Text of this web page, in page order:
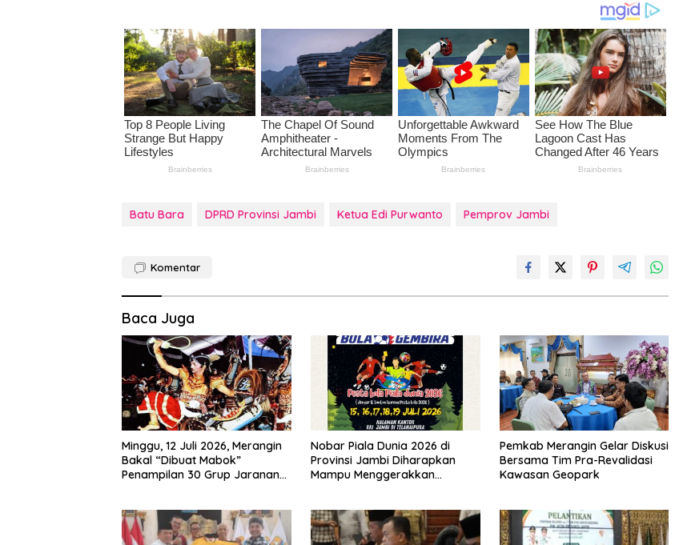
Batu Bara DPRD Provinsi Jambi Ketua Edi Purwanto Pemprov Jambi
Komentar
Baca Juga
Minggu, 12 Juli 2026, Merangin
Bakal “Dibuat Mabok”
Penampilan 30 Grup Jaranan
Nobar Piala Dunia 2026 di
Provinsi Jambi Diharapkan
Mampu Menggerakkan
Pemkab Merangin Gelar Diskusi
Bersama Tim Pra-Revalidasi
Kawasan Geopark